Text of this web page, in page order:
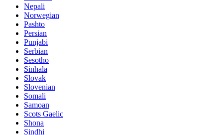
Nepali
Norwegian
Pashto
Persian
Punjabi
Serbian
Sesotho
Sinhala
Slovak
Slovenian
Somali
Samoan
Scots Gaelic
Shona
Sindhi